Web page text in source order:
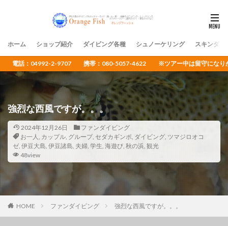
ホーム ショップ紹介 ダイビング各種 シュノーケリング スキンダイ
電話：04992-2-9707 携帯：080-5057-4622 ※ツアー中は留守になりがち
強烈な西風ですが。。。
2024年12月26日
ファンダイビング
お一人, カップル, グループ, セダカギンポ, ダイビング, ツマジロオコ
ゼ, 伊豆大島, 伊豆諸島, 夫婦, 学生, 海遊び, 秋の浜, 観光
48view
HOME ファンダイビング 強烈な西風ですが。。。